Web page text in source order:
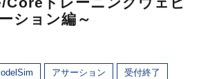
ション編～
アサーション 受付終了